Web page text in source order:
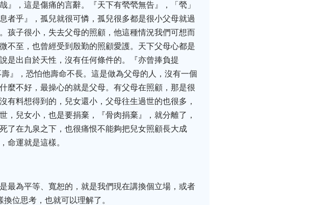
，這是傷痛的言辭。『天下有煢煢無告』，「煢」
者乎』，孤兒就很可憐，孤兒很多都是很小父母就過
孩子很小，失去父母的照顧，他這種情況我們可想而
不至，也曾經受到殷勤的照顧愛護。天下父母心都是
是出自於天性，沒有任何條件的。『亦曾捧負提
』，恐怕他壽命不長。這是做為父母的人，沒有一個
麼不好，最操心的就是父母。有父母在照顧，那是很
料想得到的，兒女還小，父母往生過世的也很多，
兒女小，也是要捐棄，『骨肉捐棄』，就分離了，
了在九泉之下，也很痛恨不能夠把兒女照顧長大成
命運就是這樣。
最為平等、寬恕的，就是我們現在講換個立場，或者
位思考，也就可以理解了。